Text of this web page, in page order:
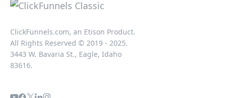
ClickFunnels.com, an Etison Product.
All Rights Reserved © 2019 - 2025.
3443 W. Bavaria St., Eagle, Idaho
83616.